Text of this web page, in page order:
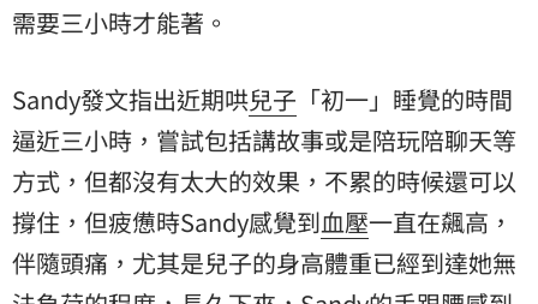
需要三小時才能著。
Sandy發文指出近期哄兒子 「初一」睡覺的時間
逼近三小時，嘗試包括講故事或是陪玩陪聊天等
方式，但都沒有太大的效果，不累的時候還可以
撐住，但疲憊時Sandy感覺到血壓一直在飆高，
伴隨頭痛，尤其是兒子的身高體重已經到達她無